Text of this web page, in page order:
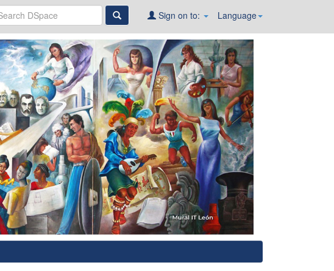
Language
Sign on to: